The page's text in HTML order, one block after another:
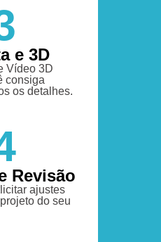
e 3D
Vídeo 3D
consiga
os detalhes.
Revisão
ajustes
do seu